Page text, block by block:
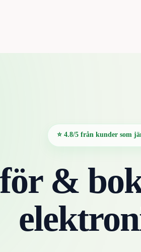
⭐ 4.8/5 från kunder som
&